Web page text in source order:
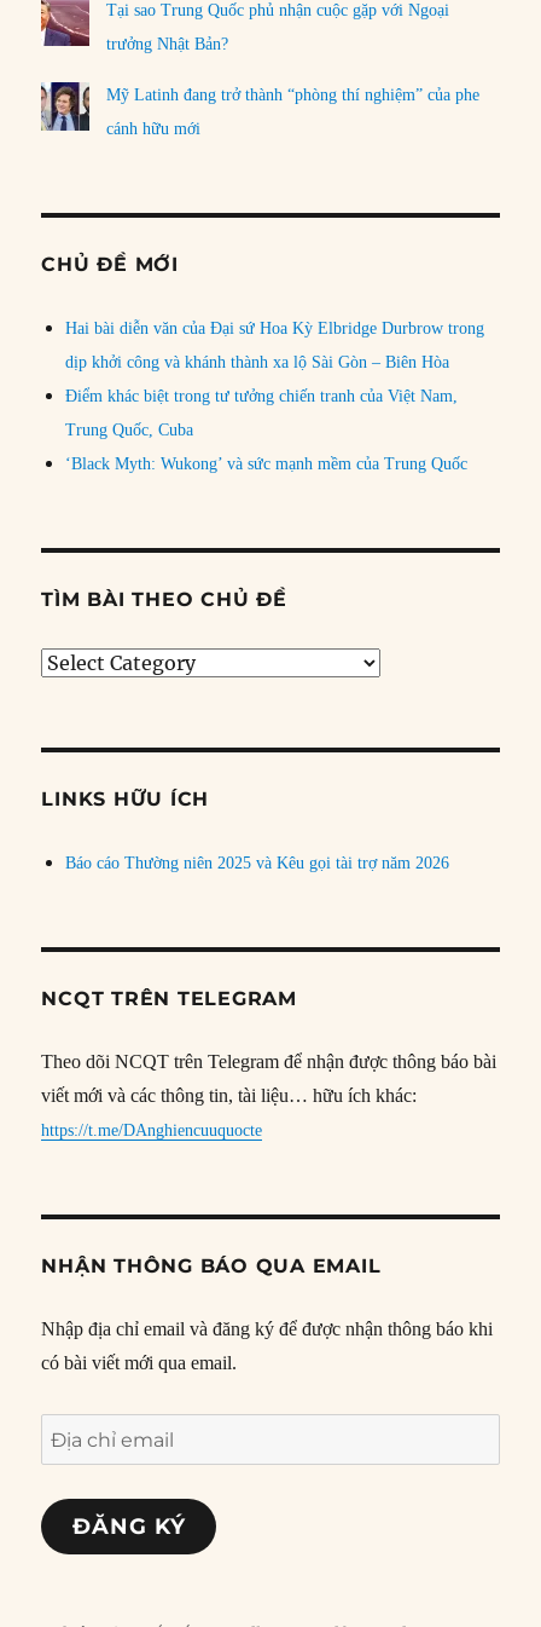
Tại sao Trung Quốc phủ nhận cuộc gặp với Ngoại
trưởng Nhật Bản?
Mỹ Latinh đang trở thành “phòng thí nghiệm” của phe
cánh hữu mới
CHỦ ĐỀ MỚI
Hai bài diễn văn của Đại sứ Hoa Kỳ Elbridge Durbrow trong
dịp khởi công và khánh thành xa lộ Sài Gòn – Biên Hòa
Điểm khác biệt trong tư tưởng chiến tranh của Việt Nam,
Trung Quốc, Cuba
‘Black Myth: Wukong’ và sức mạnh mềm của Trung Quốc
TÌM BÀI THEO CHỦ ĐỀ
Tìm
đề
LINKS HỮU ÍCH
Báo cáo Thường niên 2025 và Kêu gọi tài trợ năm 2026
NCQT TRÊN TELEGRAM
Theo dõi NCQT trên Telegram để nhận được thông báo bài
viết mới và các thông tin, tài liệu… hữu ích khác:
https://t.me/DAnghiencuuquocte
NHẬN THÔNG BÁO QUA EMAIL
Nhập địa chỉ email và đăng ký để được nhận thông báo khi
có bài viết mới qua email.
Địa
chỉ
email
ĐĂNG KÝ